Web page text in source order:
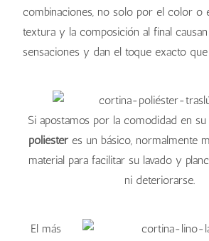
combinaciones, no solo por el color o
textura y la composición al final
sensaciones y dan el toque exacto que
Si apostamos por la comodidad en su
poliésteres un básico, normalmente
material para facilitar su lavado y
ni deteriorarse.
El más